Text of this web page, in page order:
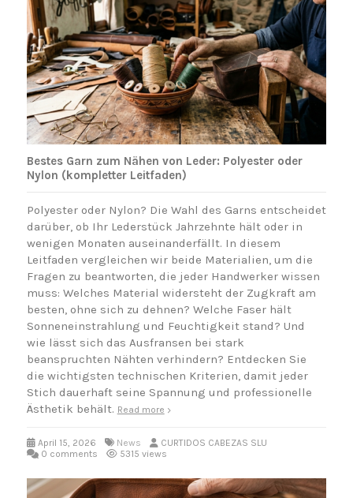
Bestes Garn zum Nähen von Leder: Polyester oder
Nylon (kompletter Leitfaden)
Polyester oder Nylon? Die Wahl des Garns entscheidet
darüber, ob Ihr Lederstück Jahrzehnte hält oder in
wenigen Monaten auseinanderfällt. In diesem
Leitfaden vergleichen wir beide Materialien, um die
Fragen zu beantworten, die jeder Handwerker wissen
muss: Welches Material widersteht der Zugkraft am
besten, ohne sich zu dehnen? Welche Faser hält
Sonneneinstrahlung und Feuchtigkeit stand? Und
wie lässt sich das Ausfransen bei stark
beanspruchten Nähten verhindern? Entdecken Sie
die wichtigsten technischen Kriterien, damit jeder
Stich dauerhaft seine Spannung und professionelle
Ästhetik behält. Read more
April 15, 2026 News
CURTIDOS CABEZAS SLU
0 comments
5315 views